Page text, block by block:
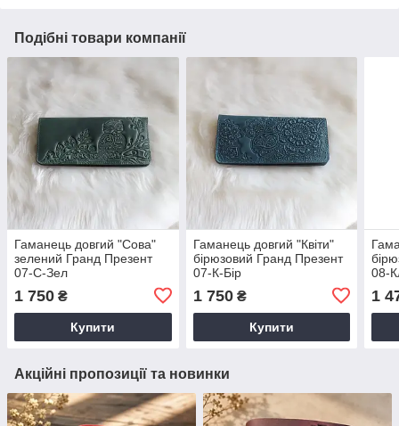
Подібні товари компанії
Гаманець довгий "Сова"
зелений Гранд Презент
07-С-Зел
1 750 ₴
Купити
Гаманець довгий "Квіти"
бірюзовий Гранд Презент
07-К-Бір
1 750₴
Купити
08-
1
Акційні пропозиції та новинки